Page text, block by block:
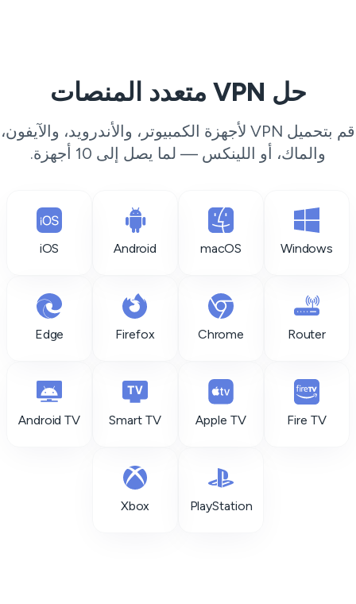
حل VPN متعدد المنصات
قم بتحميل VPN لأجهزة الكمبيوتر، والأندرويد، والآيفون،
والماك، أو اللينكس — لما يصل إلى 10 أجهزة.
Windows
macOS
Android
iOS
Router
Chrome
Firefox
Edge
Fire TV
Apple TV
Smart TV
Android TV
PlayStation
Xbox